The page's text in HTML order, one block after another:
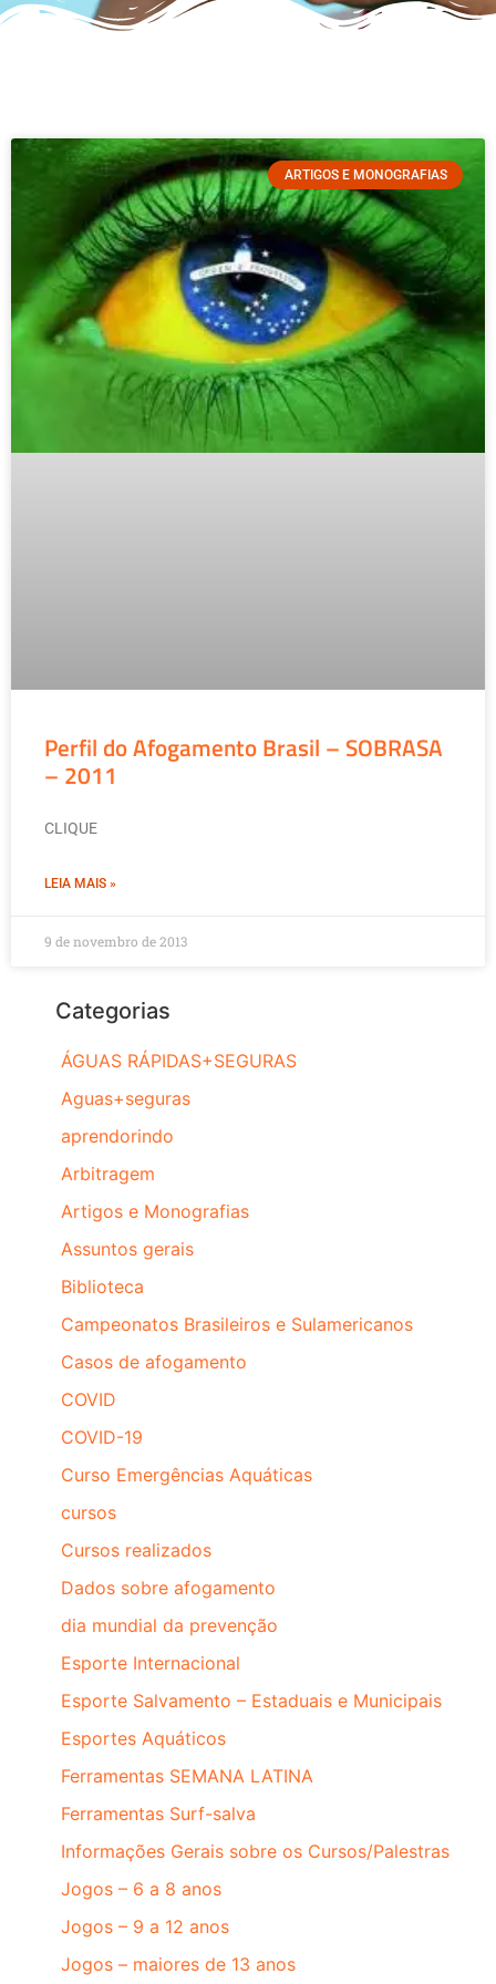
ARTIGOS E MONOGRAFIAS
Perfil do Afogamento Brasil – SOBRASA
– 2011
CLIQUE
LEIA MAIS »
9 de novembro de 2013
Categorias
ÁGUAS RÁPIDAS+SEGURAS
Aguas+seguras
aprendorindo
Arbitragem
Artigos e Monografias
Assuntos gerais
Biblioteca
Campeonatos Brasileiros e Sulamericanos
Casos de afogamento
COVID
COVID-19
Curso Emergências Aquáticas
cursos
Cursos realizados
Dados sobre afogamento
dia mundial da prevenção
Esporte Internacional
Esporte Salvamento – Estaduais e Municipais
Esportes Aquáticos
Ferramentas SEMANA LATINA
Ferramentas Surf-salva
Informações Gerais sobre os Cursos/Palestras
Jogos – 6 a 8 anos
Jogos – 9 a 12 anos
Jogos – maiores de 13 anos